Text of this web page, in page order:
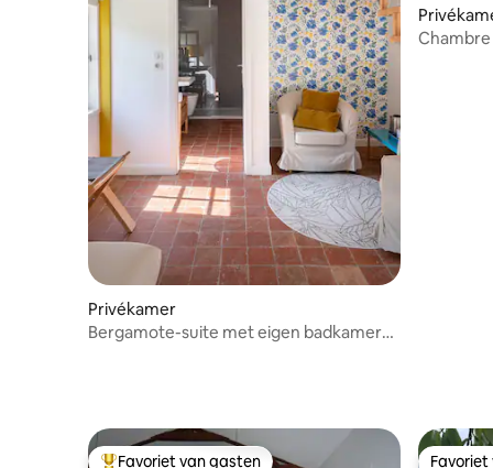
Privékamer
Bergamote-suite met eigen badkamer
Chambre
Favoriet van gasten